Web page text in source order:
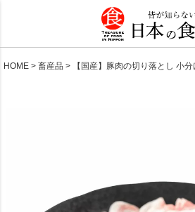
HOME 畜産品 【国産】豚肉の切り落とし 小